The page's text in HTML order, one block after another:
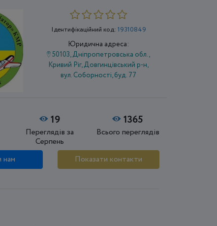
Ідентифікаційний код: 19310849
Юридична адреса:
50103, Дніпропетровська обл.,
Кривий Ріг, Довгинцівський р-н,
вул. Соборності, буд. 77
19
Переглядів за
Серпень
1365
Всього переглядів
нам Показати контакти